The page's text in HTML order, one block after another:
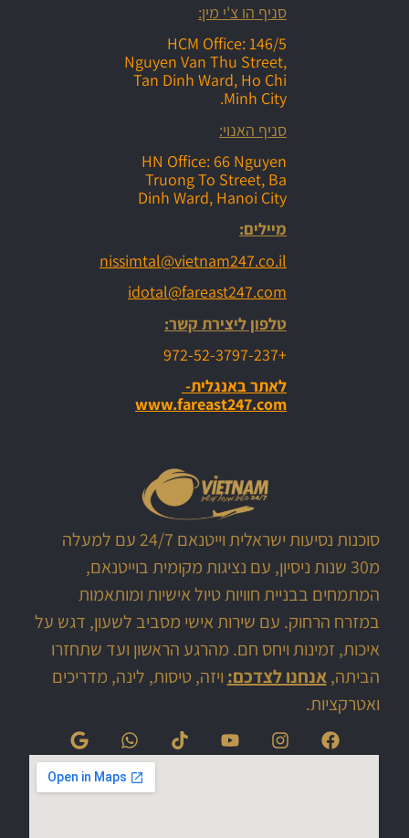
סניף הו צ'י מין:
HCM Office: 146/5
Nguyen Van Thu Street,
Tan Dinh Ward, Ho Chi
Minh City.
סניף האנוי:
HN Office: 66 Nguyen
Truong To Street, Ba
Dinh Ward, Hanoi City
מיילים:
nissimtal@vietnam247.co.il
idotal@fareast247.com
טלפון ליצירת קשר:
+972-52-3797-237
לאתר באנגלית-
www.fareast247.com
סוכנות נסיעות ישראלית וייטנאם 24/7 עם למעלה
מ30 שנות ניסיון, עם נציגות מקומית בוייטנאם,
המתמחים בבניית חוויות טיול אישיות ומותאמות
במזרח הרחוק. עם שירות אישי מסביב לשעון, דגש על
איכות, זמינות ויחס חם. מהרגע הראשון ועד שתחזרו
הביתה,אנחנו לצדכם: ויזה, טיסות, לינה, מדריכים
ואטרקציות.